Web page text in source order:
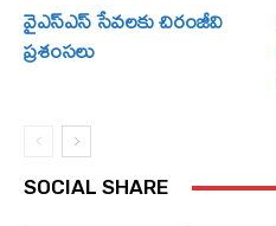
వైఎస్ఎస్ సేవలకు చిరంజీవి
ప్రశంసలు
SOCIAL SHARE